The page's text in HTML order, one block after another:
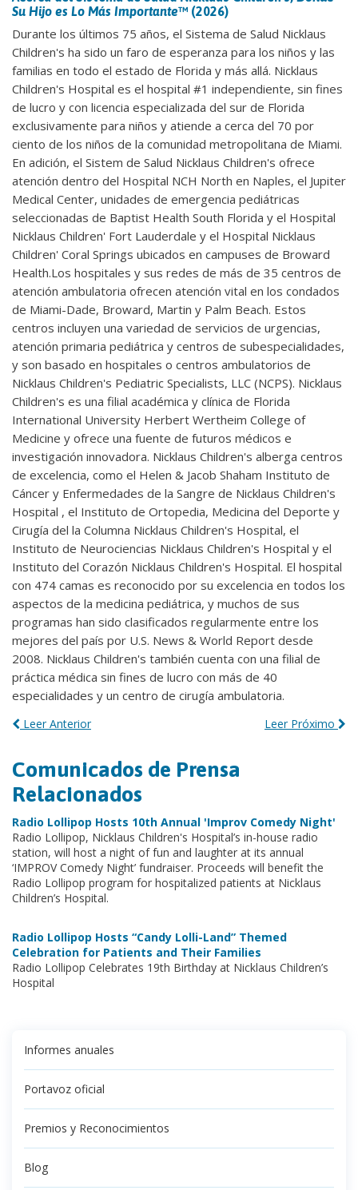
Su Hijo es Lo Más Importante™ (2026)
Durante los últimos 75 años, el Sistema de Salud Nicklaus
Children's ha sido un faro de esperanza para los niños y las
familias en todo el estado de Florida y más allá. Nicklaus
Children's Hospital es el hospital #1 independiente, sin fines
de lucro y con licencia especializada del sur de Florida
exclusivamente para niños y atiende a cerca del 70 por
ciento de los niños de la comunidad metropolitana de Miami.
En adición, el Sistem de Salud Nicklaus Children's ofrece
atención dentro del Hospital NCH North en Naples, el Jupiter
Medical Center, unidades de emergencia pediátricas
seleccionadas de Baptist Health South Florida y el Hospital
Nicklaus Children' Fort Lauderdale y el Hospital Nicklaus
Children' Coral Springs ubicados en campuses de Broward
Health.Los hospitales y sus redes de más de 35 centros de
atención ambulatoria ofrecen atención vital en los condados
de Miami-Dade, Broward, Martin y Palm Beach. Estos
centros incluyen una variedad de servicios de urgencias,
atención primaria pediátrica y centros de subespecialidades,
y son basado en hospitales o centros ambulatorios de
Nicklaus Children's Pediatric Specialists, LLC (NCPS). Nicklaus
Children's es una filial académica y clínica de Florida
International University Herbert Wertheim College of
Medicine y ofrece una fuente de futuros médicos e
investigación innovadora. Nicklaus Children's alberga centros
de excelencia, como el Helen & Jacob Shaham Instituto de
Cáncer y Enfermedades de la Sangre de Nicklaus Children's
Hospital , el Instituto de Ortopedia, Medicina del Deporte y
Cirugía del la Columna Nicklaus Children's Hospital, el
Instituto de Neurociencias Nicklaus Children's Hospital y el
Instituto del Corazón Nicklaus Children's Hospital. El hospital
con 474 camas es reconocido por su excelencia en todos los
aspectos de la medicina pediátrica, y muchos de sus
programas han sido clasificados regularmente entre los
mejores del país por U.S. News & World Report desde
2008. Nicklaus Children's también cuenta con una filial de
práctica médica sin fines de lucro con más de 40
especialidades y un centro de cirugía ambulatoria.
Leer Anterior Leer Próximo
Comunicados de Prensa
Relacionados
Radio Lollipop Hosts 10th Annual 'Improv Comedy Night'
Radio Lollipop, Nicklaus Children's Hospital’s in-house radio
station, will host a night of fun and laughter at its annual
‘IMPROV Comedy Night’ fundraiser. Proceeds will benefit the
Radio Lollipop program for hospitalized patients at Nicklaus
Children’s Hospital.
Radio Lollipop Hosts “Candy Lolli-Land” Themed
Celebration for Patients and Their Families
Radio Lollipop Celebrates 19th Birthday at Nicklaus Children’s
Hospital
Informes anuales
Portavoz oficial
Premios y Reconocimientos
Blog